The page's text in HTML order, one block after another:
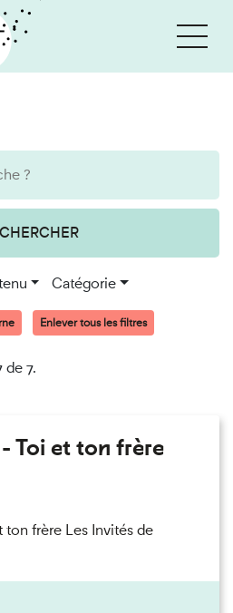
Catégorie
Enlever tous les filtres
de 7.
Toi et ton frère
frère Les Invités de
ce site